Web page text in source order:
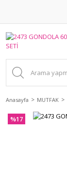
Anasayfa MUTFAK
%17